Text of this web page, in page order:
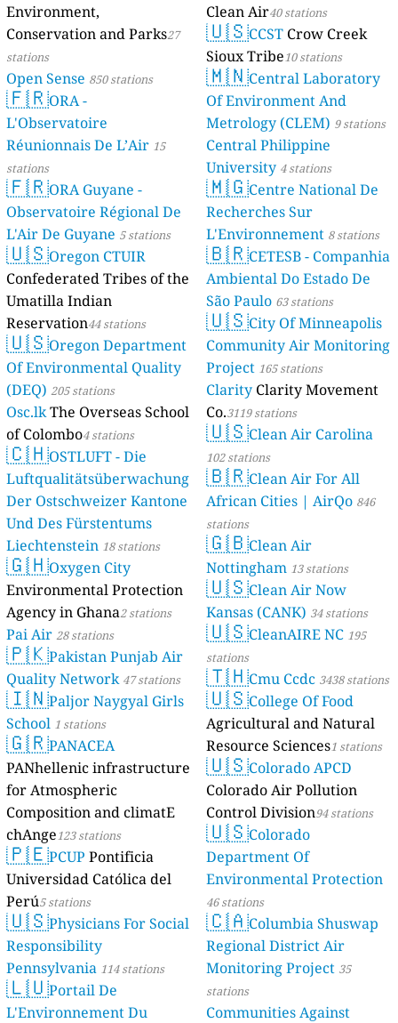
Clean Air40 stations
🇺🇸CCST Crow Creek
Sioux Tribe10 stations
🇲🇳Central Laboratory
Of Environment And
Metrology (CLEM) 9 stations
Central Philippine
University4 stations
🇲🇬Centre National De
Recherches Sur
L'Environnement 8 stations
🇧🇷CETESB - Companhia
Ambiental Do Estado De
São Paulo 63 stations
🇺🇸City Of Minneapolis
Community Air Monitoring
Project 165 stations
Clarity Clarity Movement
Co.3119 stations
🇺🇸Clean Air Carolina
102 stations
🇧🇷Clean Air For All
African Cities | AirQo 846
stations
🇬🇧Clean Air
Nottingham 13 stations
🇺🇸Clean Air Now
Kansas (CANK) 34 stations
🇺🇸CleanAIRE NC 195
stations
🇹🇭Cmu Ccdc 3438 stations
🇺🇸College Of Food
Agricultural and Natural
Resource Sciences1 stations
🇺🇸Colorado APCD
Colorado Air Pollution
Control Division94 stations
🇺🇸Colorado
Department Of
Environmental Protection
46 stations
🇨🇦Columbia Shuswap
Regional District Air
Monitoring Project 35
stations
Communities Against
Environment,
Conservation and Parks27
stations
Open Sense 850 stations
🇫🇷ORA -
L'Observatoire
Réunionnais De L’Air 15
stations
🇫🇷ORA Guyane -
Observatoire Régional De
L'Air De Guyane 5 stations
🇺🇸Oregon CTUIR
Confederated Tribes of the
Umatilla Indian
Reservation44 stations
🇺🇸Oregon Department
Of Environmental Quality
(DEQ) 205 stations
Osc.lkThe Overseas School
of Colombo4 stations
🇨🇭OSTLUFT - Die
Luftqualitätsüberwachung
Der Ostschweizer Kantone
Und Des Fürstentums
Liechtenstein 18 stations
🇬🇭Oxygen City
Environmental Protection
Agency in Ghana2 stations
Pai Air 28 stations
🇵🇰Pakistan Punjab Air
Quality Network 47 stations
🇮🇳Paljor Naygyal Girls
School 1 stations
🇬🇷PANACEA
PANhellenic infrastructure
for Atmospheric
Composition and climatE
chAnge123 stations
🇵🇪PCUPPontificia
Universidad Católica del
Perú5 stations
🇺🇸Physicians For Social
Responsibility
Pennsylvania 114 stations
🇱🇺Portail De
L'Environnement Du